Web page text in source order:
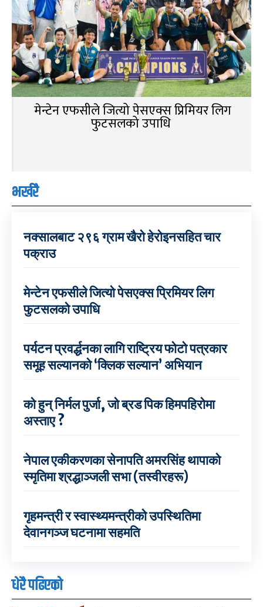
मेन्टेन एफसीले जित्यो पेसएक्स प्रिमियर लिग
फुटसलको उपाधि
भर्खरै
नक्सालबाट २९६ ग्राम खैरो हेरोइनसहित चार
पक्राउ
मेन्टेन एफसीले जित्यो पेसएक्स प्रिमियर लिग
फुटसलको उपाधि
पर्यटन प्रवर्द्धनका लागि राष्ट्रिय फोटो पत्रकार
समूह सल्यानको ‘क्लिक सल्यान’ अभियान
को हुन् निर्मल पुर्जा, जो ब्रड पिक हिमपहिरोमा
अस्ताए ?
नेपाल एकीकरणका सेनापति अमरसिंह थापाको
स्मृतिमा श्रद्धाञ्जली सभा (तस्वीरहरू)
गृहमन्त्री र स्वास्थ्यमन्त्रीको उपस्थितिमा
देवानगञ्ज घटनामा सहमति
धेरै पढिएको